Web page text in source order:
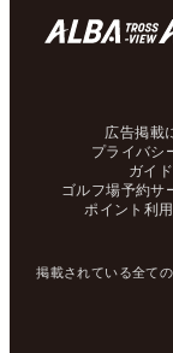
広告掲載
プライバシ
ガイ
ゴルフ場予約サ
ポイント利
掲載されている全て